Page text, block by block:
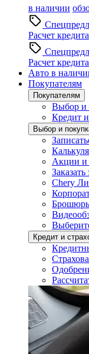
в наличии
Расчет кредита
Расчет кредита
Авто в
Покупателям
Покупателям
Выбор и
Кредит
Выбор и
Акции и
Chery
Кредит и